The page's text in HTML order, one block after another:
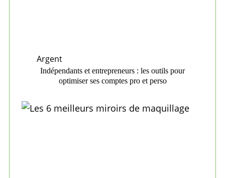
Argent
Indépendants et entrepreneurs : les outils pour
optimiser ses comptes pro et perso